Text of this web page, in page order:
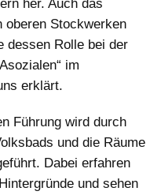
her. Auch das
oberen Stockwerken
dessen Rolle bei der
im
erklärt.
Führung wird durch
und die Räume
Dabei erfahren
und sehen